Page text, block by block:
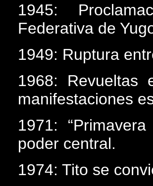
1945:
Federativa de
1949: Ruptura
1968: Revueltas
manifestaciones
1971:
poder central.
1974: Tito se